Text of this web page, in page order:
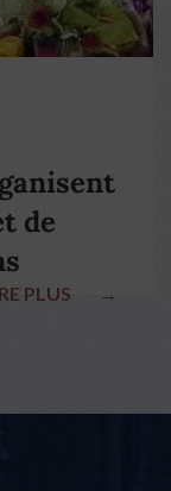
de
PLUS →